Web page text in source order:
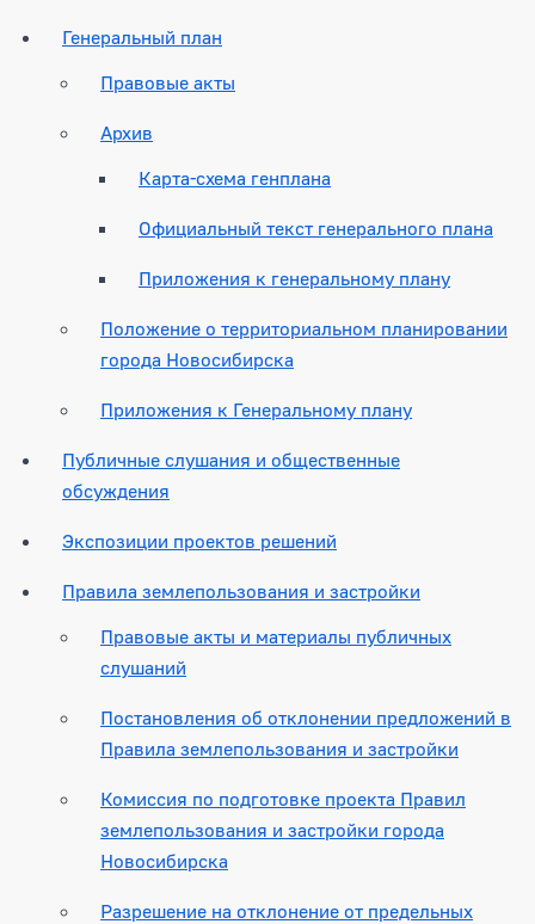
Генеральный план
Правовые акты
Архив
Карта-схема генплана
Официальный текст генерального плана
Приложения к генеральному плану
Положение о территориальном планировании
города Новосибирска
Приложения к Генеральному плану
Публичные слушания и общественные
обсуждения
Экспозиции проектов решений
Правила землепользования и застройки
Правовые акты и материалы публичных
слушаний
Постановления об отклонении предложений в
Правила землепользования и застройки
Комиссия по подготовке проекта Правил
землепользования и застройки города
Новосибирска
Разрешение на отклонение от предельных